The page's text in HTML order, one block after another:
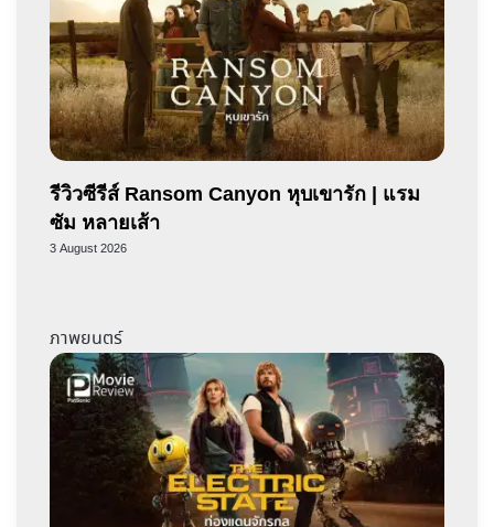
รีวิวซีรีส์ Ransom Canyon หุบเขารัก | แรม
ซัม หลายเส้า
3 August 2026
ภาพยนตร์